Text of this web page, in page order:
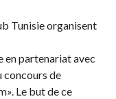
en partenariat avec
concours de
Le but de ce